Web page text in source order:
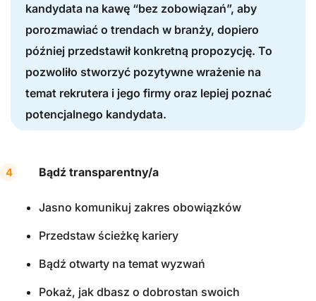
kandydata na kawę “bez zobowiązań”, aby
porozmawiać o trendach w branży, dopiero
później przedstawił konkretną propozycję. To
pozwoliło stworzyć pozytywne wrażenie na
temat rekrutera i jego firmy oraz lepiej poznać
potencjalnego kandydata.
Bądź transparentny/a
Jasno komunikuj zakres obowiązków
Przedstaw ścieżkę kariery
Bądź otwarty na temat wyzwań
Pokaż, jak dbasz o dobrostan swoich